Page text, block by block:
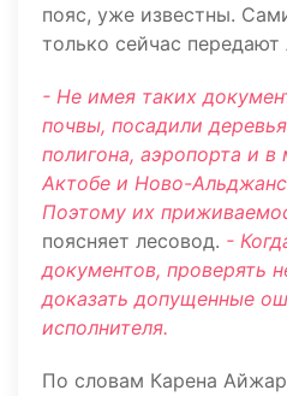
пояс, уже известны.
только сейчас передают
- Не имея таких
почвы, посадили
полигона, аэропорта и
Актобе и Ново-
Поэтому их
поясняет лесовод. -
документов, проверять
доказать допущенные
исполнителя.
По словам Карена